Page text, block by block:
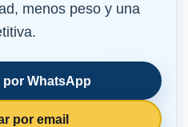
menos peso y una
por WhatsApp
por email